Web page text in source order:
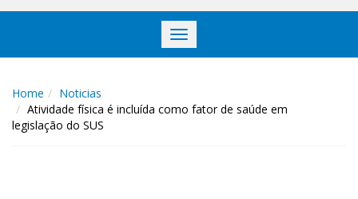
Toggle
navigation
Home
Noticias
Atividade física é incluída como fator de saúde em
legislação do SUS